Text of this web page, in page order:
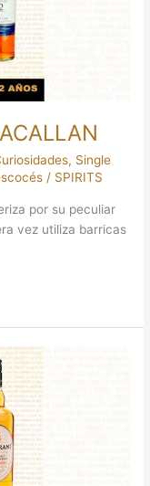
, Single
/ SPIRITS
por su peculiar
vez utiliza barricas